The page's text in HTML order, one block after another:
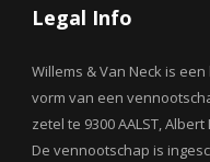
Legal Info
Willems & Van Neck is
vorm van een
zetel te 9300 AALST,
De vennootschap is